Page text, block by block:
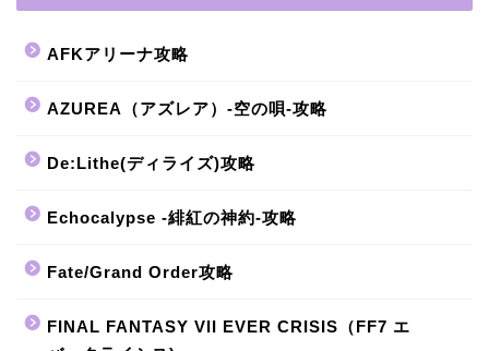
AFKアリーナ攻略
AZUREA（アズレア）-空の唄-攻略
De:Lithe(ディライズ)攻略
Echocalypse -緋紅の神約-攻略
Fate/Grand Order攻略
FINAL FANTASY VII EVER CRISIS（FF7 エ